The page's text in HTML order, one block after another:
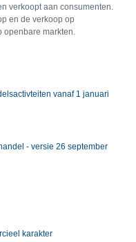
verkoopt aan consumenten.
en de verkoop op
markten.
vanaf 1 januari
- versie 26 september
karakter